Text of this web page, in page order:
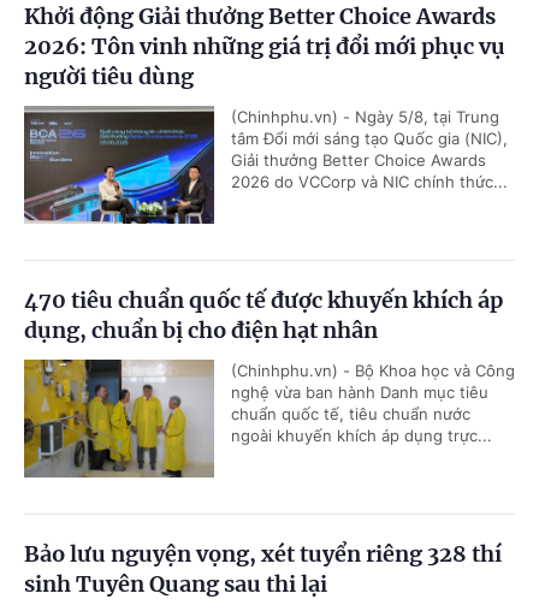
Khởi động Giải thưởng Better Choice Awards
2026: Tôn vinh những giá trị đổi mới phục vụ
người tiêu dùng
(Chinhphu.vn) - Ngày 5/8, tại Trung
tâm Đổi mới sáng tạo Quốc gia (NIC),
Giải thưởng Better Choice Awards
2026 do VCCorp và NIC chính thức...
470 tiêu chuẩn quốc tế được khuyến khích áp
dụng, chuẩn bị cho điện hạt nhân
(Chinhphu.vn) - Bộ Khoa học và Công
nghệ vừa ban hành Danh mục tiêu
chuẩn quốc tế, tiêu chuẩn nước
ngoài khuyến khích áp dụng trực...
Bảo lưu nguyện vọng, xét tuyển riêng 328 thí
sinh Tuyên Quang sau thi lại